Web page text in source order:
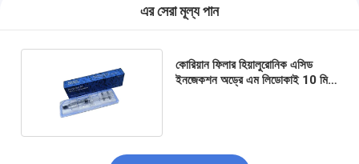
এর সেরা মূল্য পান
কোরিয়ান ফিলার হিয়ালুরোনিক এসিড
ইনজেকশন অড্রে এম লিডোকাই 10 মিলি